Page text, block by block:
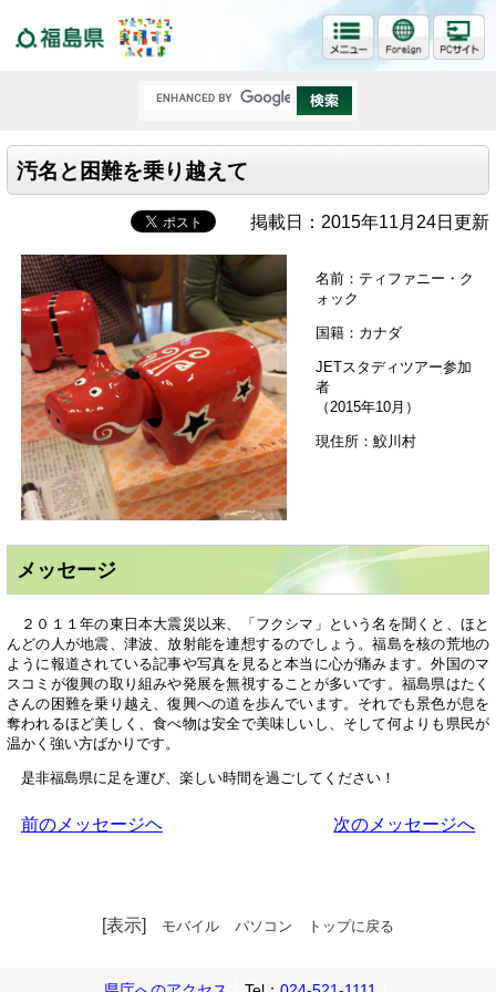
汚名と困難を乗り越えて
掲載日：2015年11月24日更新
名前：ティファニー・ク
ォック
国籍：カナダ
JETスタディツアー参加
者
（2015年10月）
現住所：鮫川村
メッセージ
２０１１年の東日本大震災以来、「フクシマ」という名を聞くと、ほと
んどの人が地震、津波、放射能を連想するのでしょう。福島を核の荒地の
ように報道されている記事や写真を見ると本当に心が痛みます。外国のマ
スコミが復興の取り組みや発展を無視することが多いです。福島県はたく
さんの困難を乗り越え、復興への道を歩んでいます。それでも景色が息を
奪われるほど美しく、食べ物は安全で美味しいし、そして何よりも県民が
温かく強い方ばかりです。
是非福島県に足を運び、楽しい時間を過ごしてください！
前のメッセージヘ 次のメッセージへ
[表示] モバイル パソコン トップに戻る